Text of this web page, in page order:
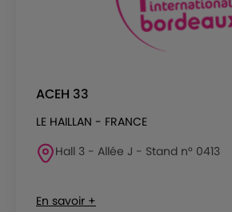
ACEH 33
LE HAILLAN - FRANCE
Hall 3 - Allée J - Stand n° 0413
En savoir +